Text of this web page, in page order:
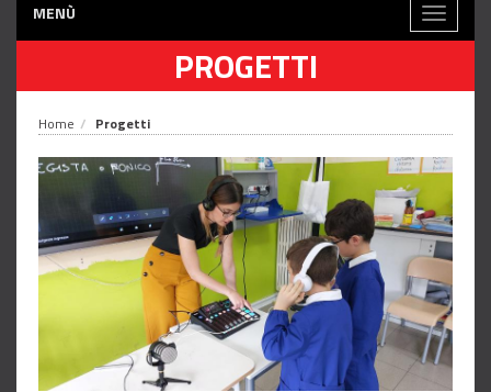
MENÙ
Toggle
PROGETTI
Home Progetti